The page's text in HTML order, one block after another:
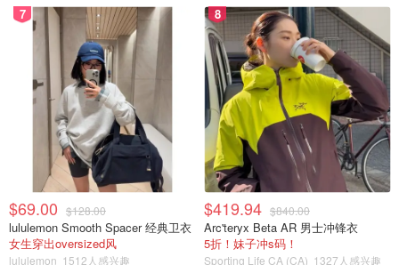
7
$69.00 $128.00
lululemon Smooth Spacer 经典卫衣
女生穿出oversized风
lululemon 1512人感兴趣
8
$419.94 $840.00
Arc'teryx Beta AR 男士冲锋衣
5折！妹子冲s码！
Sporting Life CA (CA) 1327人感兴趣